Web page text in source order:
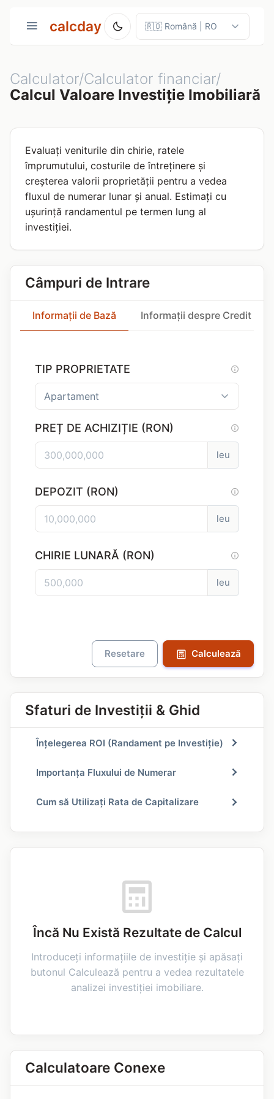
calcday
Calculator/Calculator financiar/
Calcul Valoare Investiție Imobiliară
Evaluați veniturile din chirie, ratele
împrumutului, costurile de întreținere și
creșterea valorii proprietății pentru a vedea
fluxul de numerar lunar și anual. Estimați cu
ușurință randamentul pe termen lung al
investiției.
Câmpuri de Intrare
Informații de Bază Informații despre Credit
TIP PROPRIETATE
PREȚ DE ACHIZIȚIE (RON)
leu
DEPOZIT (RON)
leu
CHIRIE LUNARĂ (RON)
leu
Resetare Calculează
Sfaturi de Investiții & Ghid
Înțelegerea ROI (Randament pe Investiție)
Importanța Fluxului de Numerar
Cum să Utilizați Rata de Capitalizare
Încă Nu Există Rezultate de Calcul
Introduceți informațiile de investiție și apăsați
butonul Calculează pentru a vedea rezultatele
analizei investiției imobiliare.
Calculatoare Conexe